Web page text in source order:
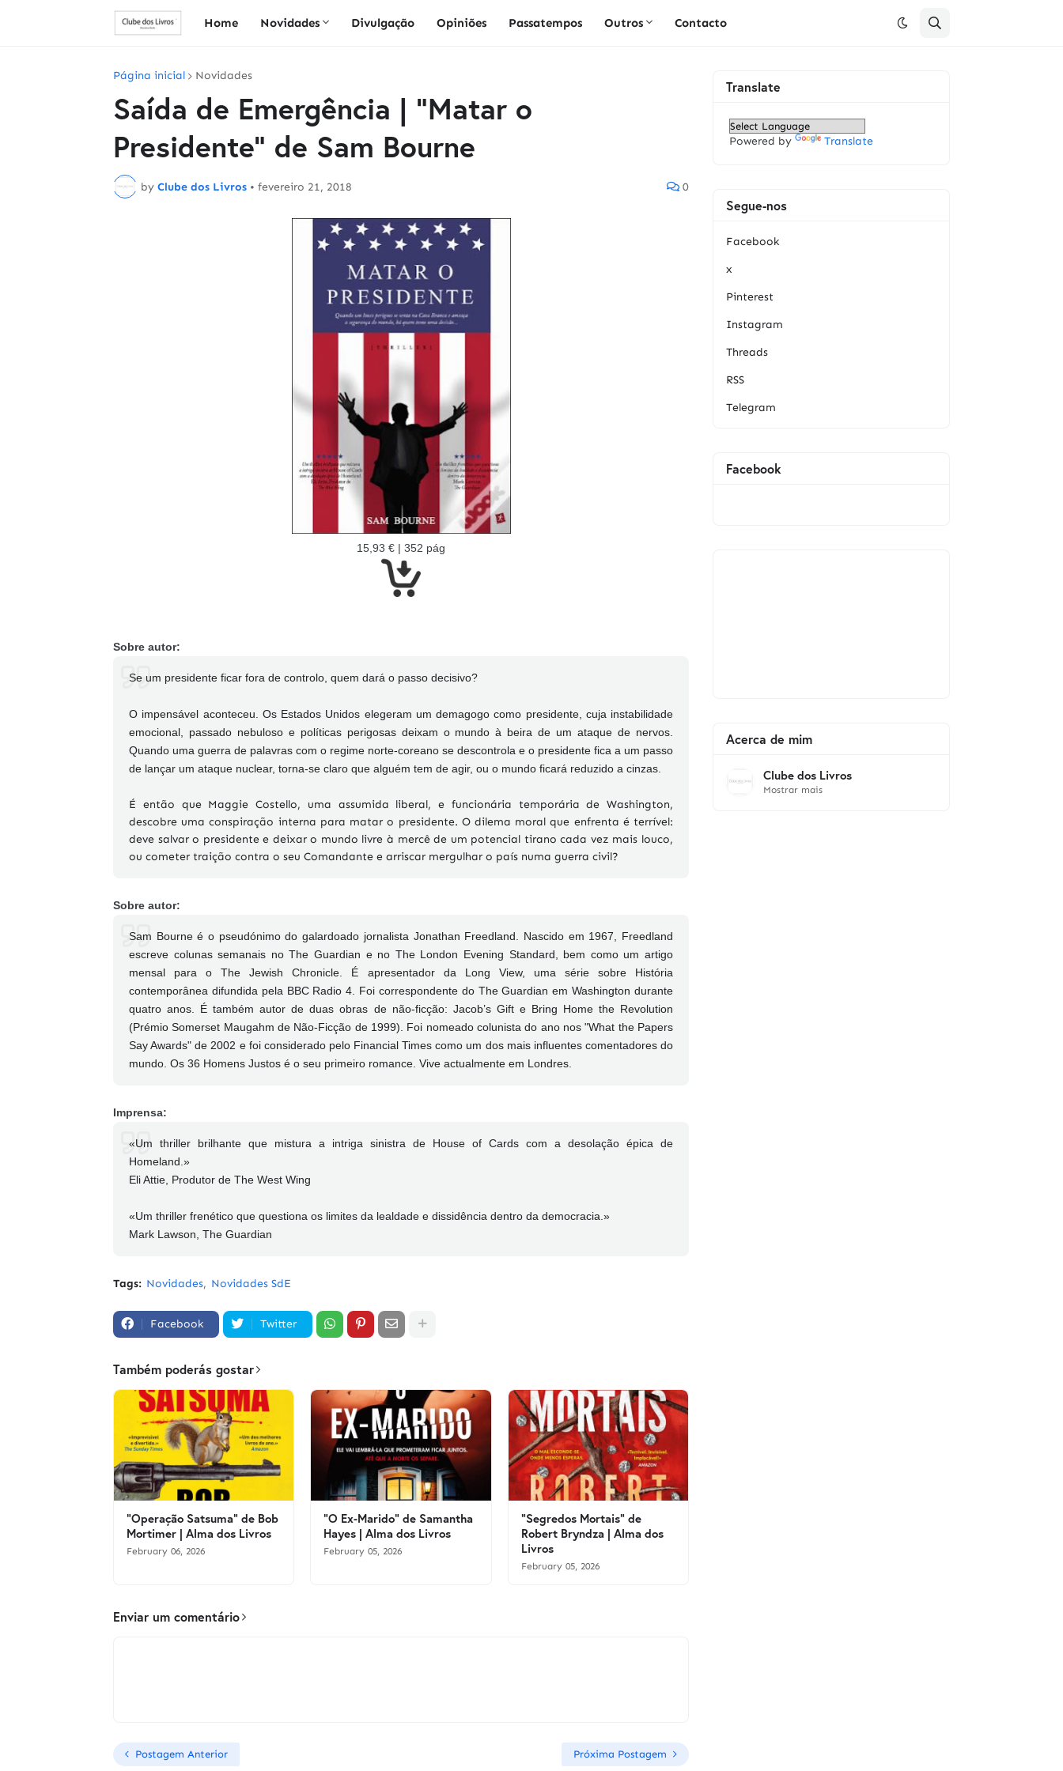
Home Novidades Divulgação Opiniões Passatempos Outros Contacto
Página inicial Novidades
Saída de Emergência | "Matar o
Presidente" de Sam Bourne
by Clube dos Livros • fevereiro 21, 2018 0
15,93 € | 352 pág
Sobre autor:
Se um presidente ficar fora de controlo, quem dará o passo decisivo?
O impensável aconteceu. Os Estados Unidos elegeram um demagogo como presidente, cuja instabilidade
emocional, passado nebuloso e políticas perigosas deixam o mundo à beira de um ataque de nervos.
Quando uma guerra de palavras com o regime norte-coreano se descontrola e o presidente fica a um passo
de lançar um ataque nuclear, torna-se claro que alguém tem de agir, ou o mundo ficará reduzido a cinzas.
É então que Maggie Costello, uma assumida liberal, e funcionária temporária de Washington,
descobre uma conspiração interna para matar o presidente. O dilema moral que enfrenta é terrível:
deve salvar o presidente e deixar o mundo livre à mercê de um potencial tirano cada vez mais louco,
ou cometer traição contra o seu Comandante e arriscar mergulhar o país numa guerra civil?
Sobre autor:
Sam Bourne é o pseudónimo do galardoado jornalista Jonathan Freedland. Nascido em 1967, Freedland
escreve colunas semanais no The Guardian e no The London Evening Standard, bem como um artigo
mensal para o The Jewish Chronicle. É apresentador da Long View, uma série sobre História
contemporânea difundida pela BBC Radio 4. Foi correspondente do The Guardian em Washington durante
quatro anos. É também autor de duas obras de não-ficção: Jacob’s Gift e Bring Home the Revolution
(Prémio Somerset Maugahm de Não-Ficção de 1999). Foi nomeado colunista do ano nos "What the Papers
Say Awards" de 2002 e foi considerado pelo Financial Times como um dos mais influentes comentadores do
mundo. Os 36 Homens Justos é o seu primeiro romance. Vive actualmente em Londres.
Imprensa:
«Um thriller brilhante que mistura a intriga sinistra de House of Cards com a desolação épica de
Homeland.»
Eli Attie, Produtor de The West Wing
«Um thriller frenético que questiona os limites da lealdade e dissidência dentro da democracia.»
Mark Lawson, The Guardian
Tags: Novidades Novidades SdE
Facebook Twitter
Também poderás gostar
"Operação Satsuma" de Bob
Mortimer | Alma dos Livros
February 06, 2026
"O Ex-Marido" de Samantha
Hayes | Alma dos Livros
February 05, 2026
"Segredos Mortais" de
Robert Bryndza | Alma dos
Livros
February 05, 2026
Enviar um comentário
Postagem Anterior Próxima Postagem
Translate
Powered by Translate
Segue-nos
Facebook
x
Pinterest
Instagram
Threads
RSS
Telegram
Facebook
Acerca de mim
Clube dos Livros
Mostrar mais